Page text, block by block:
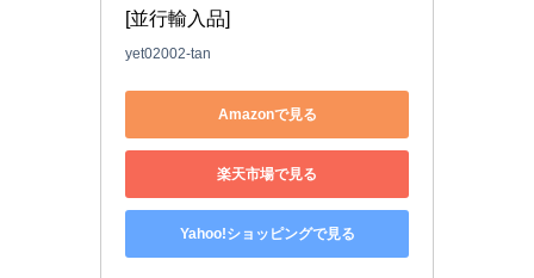
[並行輸入品]
yet02002-tan
Amazonで見る
楽天市場で見る
Yahoo!ショッピングで見る